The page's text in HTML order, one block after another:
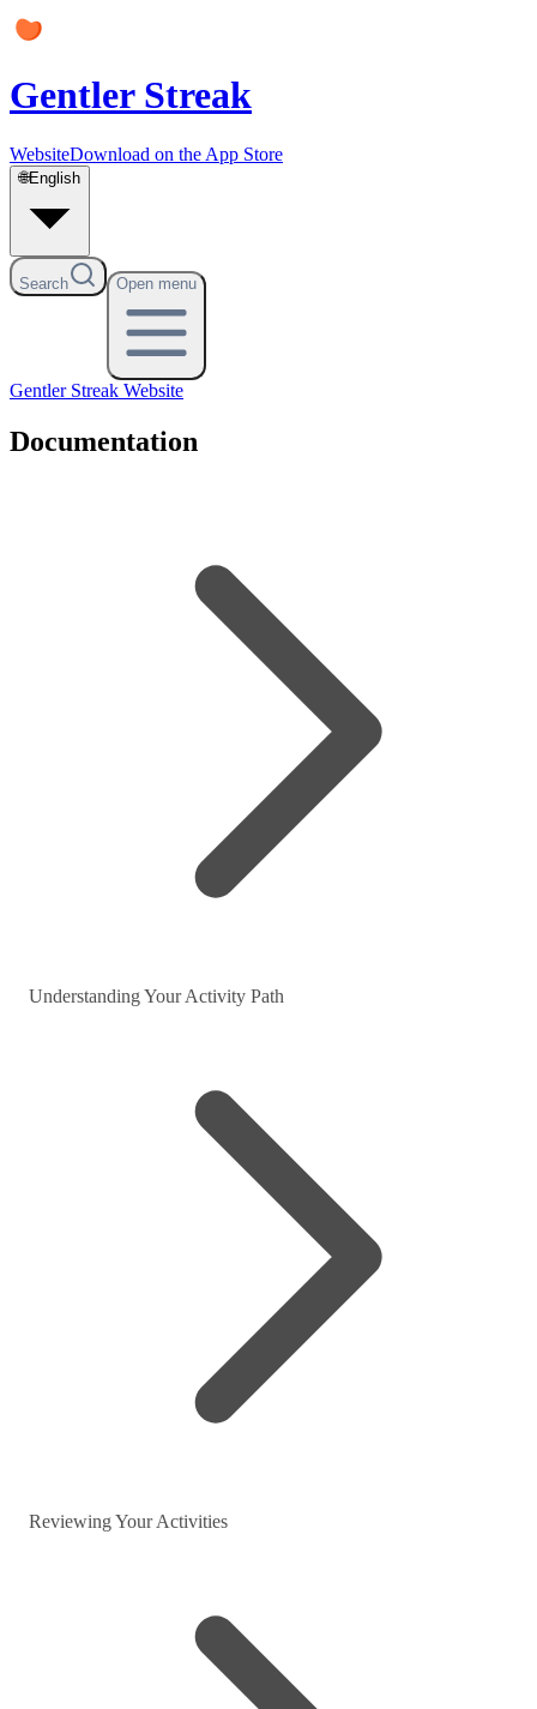
Gentler Streak
WebsiteDownload on the App Store
🌐English
Search Open menu
Gentler Streak Website
Documentation
Understanding Your Activity Path
Reviewing Your Activities